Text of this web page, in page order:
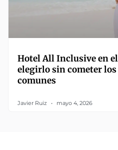
Hotel All Inclusive en
elegirlo sin cometer
comunes
Javier Ruiz mayo 4, 2026